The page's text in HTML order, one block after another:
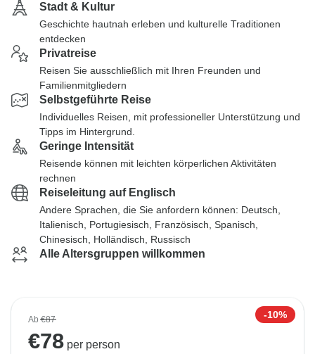
Stadt & Kultur
Geschichte hautnah erleben und kulturelle Traditionen
entdecken
Privatreise
Reisen Sie ausschließlich mit Ihren Freunden und
Familienmitgliedern
Selbstgeführte Reise
Individuelles Reisen, mit professioneller Unterstützung und
Tipps im Hintergrund.
Geringe Intensität
Reisende können mit leichten körperlichen Aktivitäten
rechnen
Reiseleitung auf Englisch
Andere Sprachen, die Sie anfordern können: Deutsch,
Italienisch, Portugiesisch, Französisch, Spanisch,
Chinesisch, Holländisch, Russisch
Alle Altersgruppen willkommen
Ab€87 -10%
€78 per person